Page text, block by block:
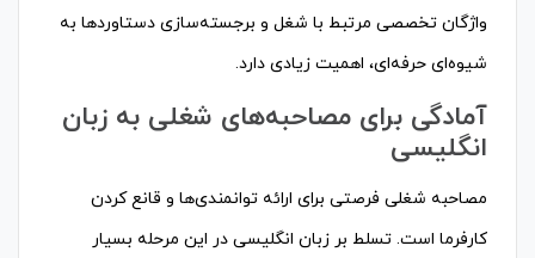
واژگان تخصصی مرتبط با شغل و برجسته‌سازی دستاوردها به
شیوه‌ای حرفه‌ای، اهمیت زیادی دارد.
آمادگی برای مصاحبه‌های شغلی به زبان
انگلیسی
مصاحبه شغلی فرصتی برای ارائه توانمندی‌ها و قانع کردن
کارفرما است. تسلط بر زبان انگلیسی در این مرحله بسیار